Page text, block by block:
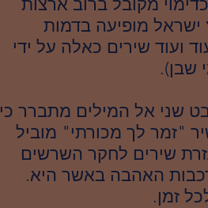
מקובל ברוב ארצות
מופיעה בדמות
ועוד שירים כאלה על ידי
שבן).
שני אל המילים מתברר כי
"זמר לך מכורתי" מוביל
שירים לחקר השרשים
האהבה באשר היא.
זמן.